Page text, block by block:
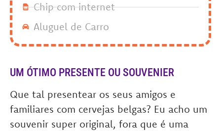
Chip com internet
Aluguel de Carro
UM ÓTIMO PRESENTE OU SOUVENIER
Que tal presentear os seus amigos e
familiares com cervejas belgas? Eu acho um
souvenir super original, fora que é uma